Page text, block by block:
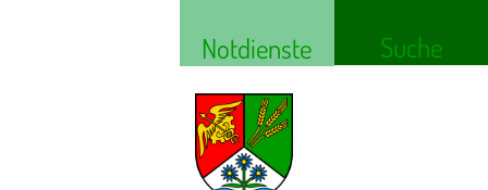
Notdienste Suche